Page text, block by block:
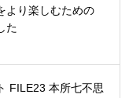
より楽しむための
た
FILE23 本所七不思